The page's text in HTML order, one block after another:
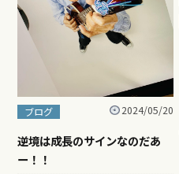
ブログ 2024/05/20
逆境は成長のサインなのだあ
ー！！